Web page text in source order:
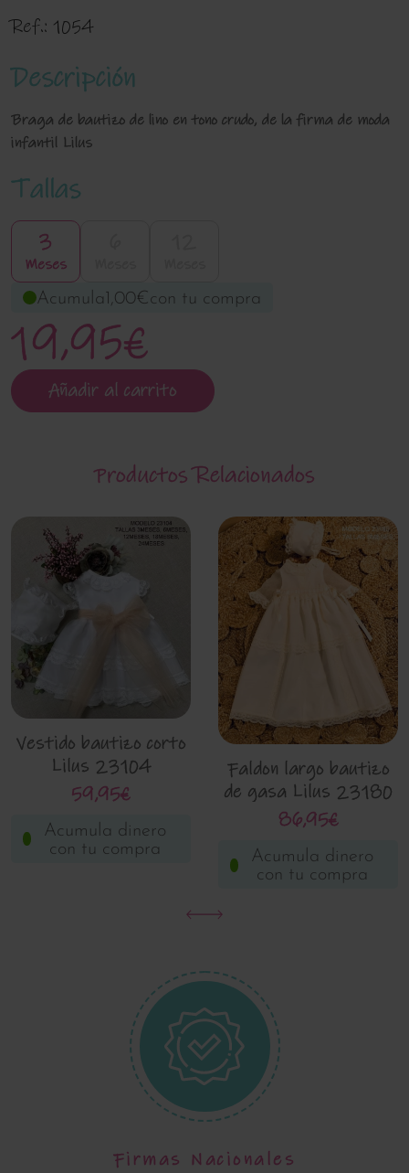
Ref.: 1054
Descripción
Braga de bautizo de lino en tono crudo, de la firma de moda
infantil Lilus
Tallas
3
Meses
Acumula1,00€ con tu compra
19,95€
Añadir al carrito
Productos Relacionados
Vestido bautizo corto
Lilus 23104
59,95€
Acumula dinero
con tu compra
Faldon largo bautizo
de gasa Lilus 23180
86,95€
Acumula dinero
con tu compra
Firmas Nacionales